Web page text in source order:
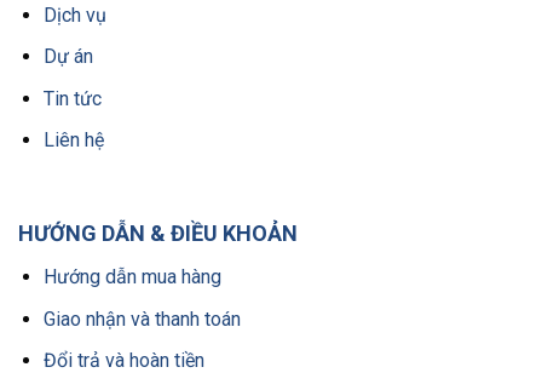
Dịch vụ
Dự án
Tin tức
Liên hệ
HƯỚNG DẪN & ĐIỀU KHOẢN
Hướng dẫn mua hàng
Giao nhận và thanh toán
Đổi trả và hoàn tiền